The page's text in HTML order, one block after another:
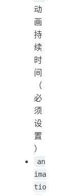
动
画
持
续
时
间
（
必
须
设
置
）
an
ima
tio